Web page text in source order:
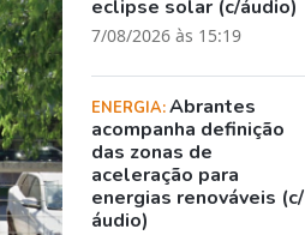
eclipse solar (c/áudio)
7/08/2026 às 15:19
ENERGIA:Abrantes
acompanha definição
das zonas de
aceleração para
energias renováveis (c/
áudio)